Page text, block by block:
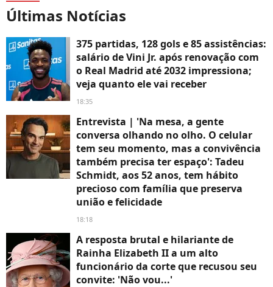
Últimas Notícias
375 partidas, 128 gols e 85 assistências:
salário de Vini Jr. após renovação com
o Real Madrid até 2032 impressiona;
veja quanto ele vai receber
18:35
Entrevista | 'Na mesa, a gente
conversa olhando no olho. O celular
tem seu momento, mas a convivência
também precisa ter espaço': Tadeu
Schmidt, aos 52 anos, tem hábito
precioso com família que preserva
união e felicidade
18:18
A resposta brutal e hilariante de
Rainha Elizabeth II a um alto
funcionário da corte que recusou seu
convite: 'Não vou...'